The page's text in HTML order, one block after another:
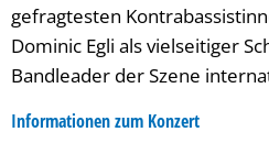
gefragtesten
Dominic Egli als vielseitiger
Bandleader der Szene
Informationen zum Konzert